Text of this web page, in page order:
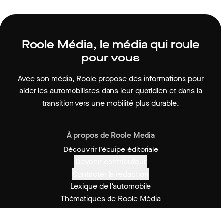
Roole Média, le média qui roule
pour vous
Avec son média, Roole propose des informations pour
aider les automobilistes dans leur quotidien et dans la
transition vers une mobilité plus durable.
À propos de Roole Media
Découvrir l'équipe éditoriale
Lexique de l’automobile
Thématiques de Roole Média